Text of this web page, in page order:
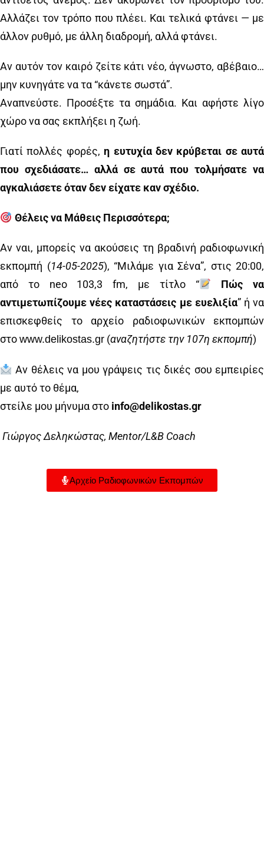
Αλλάζει τον τρόπο που πλέει. Και τελικά φτάνει — με
άλλον ρυθμό, με άλλη διαδρομή, αλλά φτάνει.
Αν αυτόν τον καιρό ζείτε κάτι νέο, άγνωστο, αβέβαιο…
μην κυνηγάτε να τα “κάνετε σωστά”.
Αναπνεύστε. Προσέξτε τα σημάδια. Και αφήστε λίγο
χώρο να σας εκπλήξει η ζωή.
Γιατί πολλές φορές, η ευτυχία δεν κρύβεται σε αυτά
που σχεδιάσατε… αλλά σε αυτά που τολμήσατε να
αγκαλιάσετε όταν δεν είχατε καν σχέδιο.
Θέλεις να Μάθεις Περισσότερα;
Αν ναι, μπορείς να ακούσεις τη βραδινή ραδιοφωνική
εκπομπή (14-05-2025), “Μιλάμε για Σένα”, στις 20:00,
από το neo 103,3 fm, με τίτλο “
Πώς να
αντιμετωπίζουμε νέες καταστάσεις με ευελιξία” ή να
επισκεφθείς το αρχείο ραδιοφωνικών εκπομπών
στο www.delikostas.gr (αναζητήστε την 107η εκπομπή)
Αν θέλεις να μου γράψεις τις δικές σου εμπειρίες
με αυτό το θέμα,
στείλε μου μήνυμα στο info@delikostas.gr
Γιώργος Δεληκώστας, Mentor/L&B Coach
Αρχείο Ραδιοφωνικών Εκπομπών